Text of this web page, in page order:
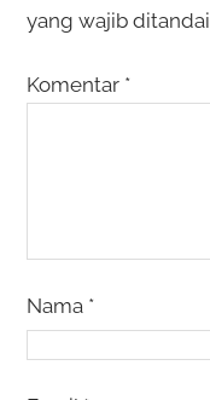
yang wajib ditandai
Komentar *
Nama *